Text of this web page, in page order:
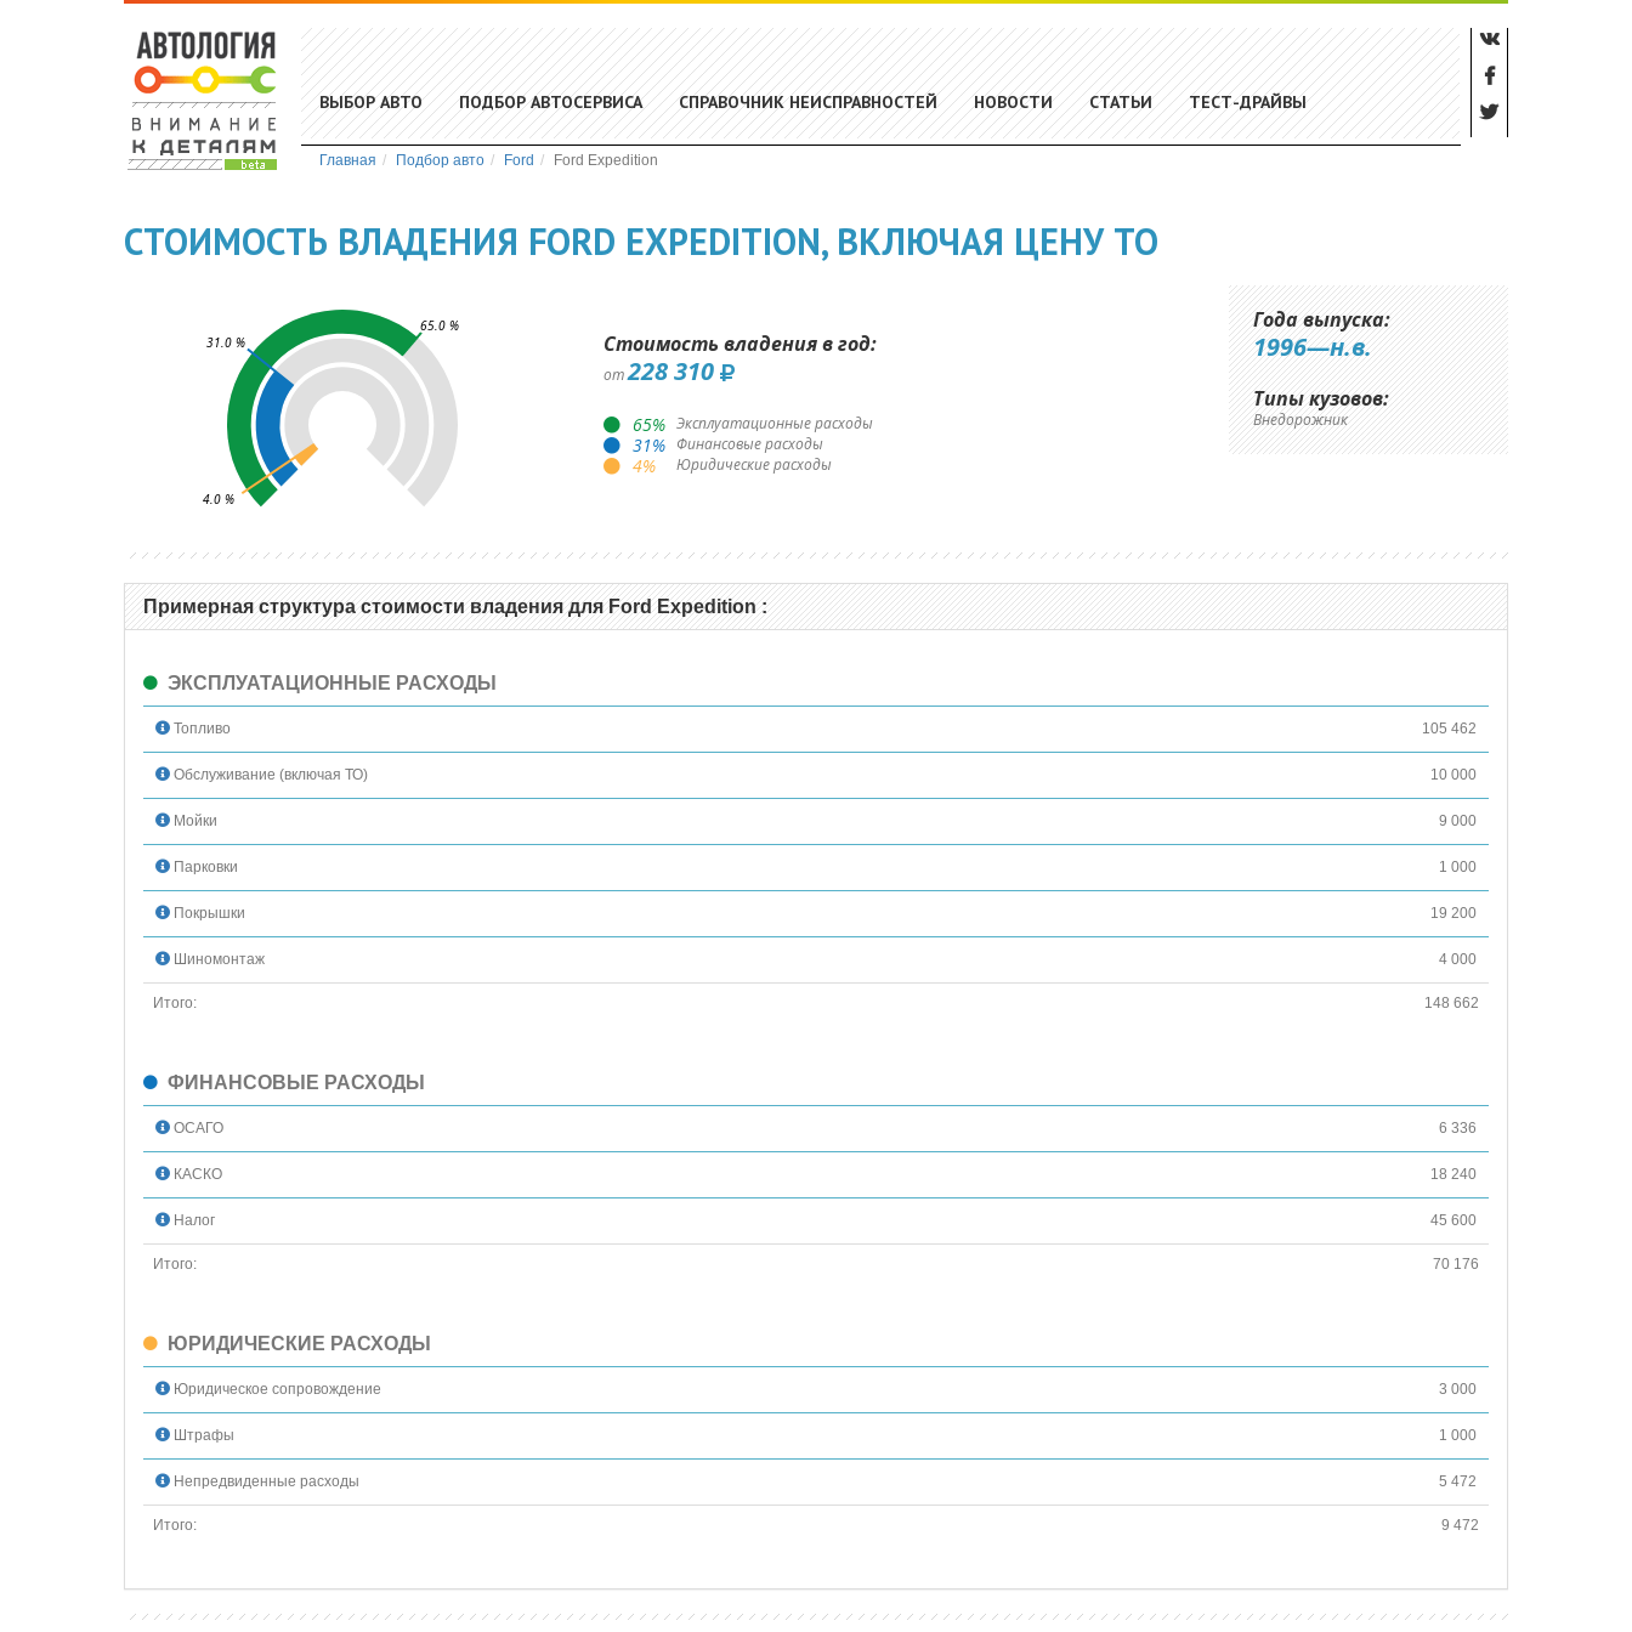
ВЫБОР АВТО ПОДБОР АВТОСЕРВИСА СПРАВОЧНИК НЕИСПРАВНОСТЕЙ НОВОСТИ СТАТЬИ ТЕСТ-ДРАЙВЫ
Главная Подбор авто Ford Ford Expedition
СТОИМОСТЬ ВЛАДЕНИЯ FORD EXPEDITION, ВКЛЮЧАЯ ЦЕНУ ТО
65.0 %
31.0 %
4.0 %
Стоимость владения в год:
от228 310
65% Эксплуатационные расходы
31% Финансовые расходы
4% Юридические расходы
Года выпуска:
1996—н.в.
Типы кузовов:
Внедорожник
Примерная структура стоимости владения для Ford Expedition :
ЭКСПЛУАТАЦИОННЫЕ РАСХОДЫ
Топливо 105 462
Обслуживание (включая ТО) 10 000
Мойки 9 000
Парковки 1 000
Покрышки 19 200
Шиномонтаж 4 000
Итого: 148 662
ФИНАНСОВЫЕ РАСХОДЫ
ОСАГО 6 336
КАСКО 18 240
Налог 45 600
Итого: 70 176
ЮРИДИЧЕСКИЕ РАСХОДЫ
Юридическое сопровождение 3 000
Штрафы 1 000
Непредвиденные расходы 5 472
Итого: 9 472